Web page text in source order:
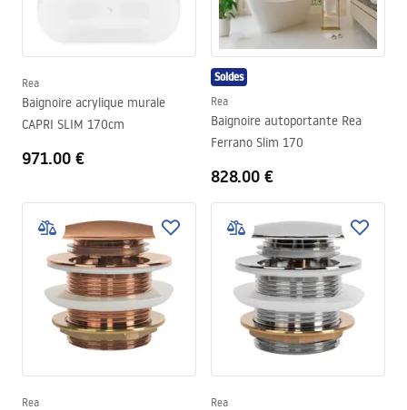
Rea
Baignoire acrylique murale
CAPRI SLIM 170cm
971.00 €
Soldes
Rea
Baignoire autoportante Rea
Ferrano Slim 170
828.00 €
Rea Rea